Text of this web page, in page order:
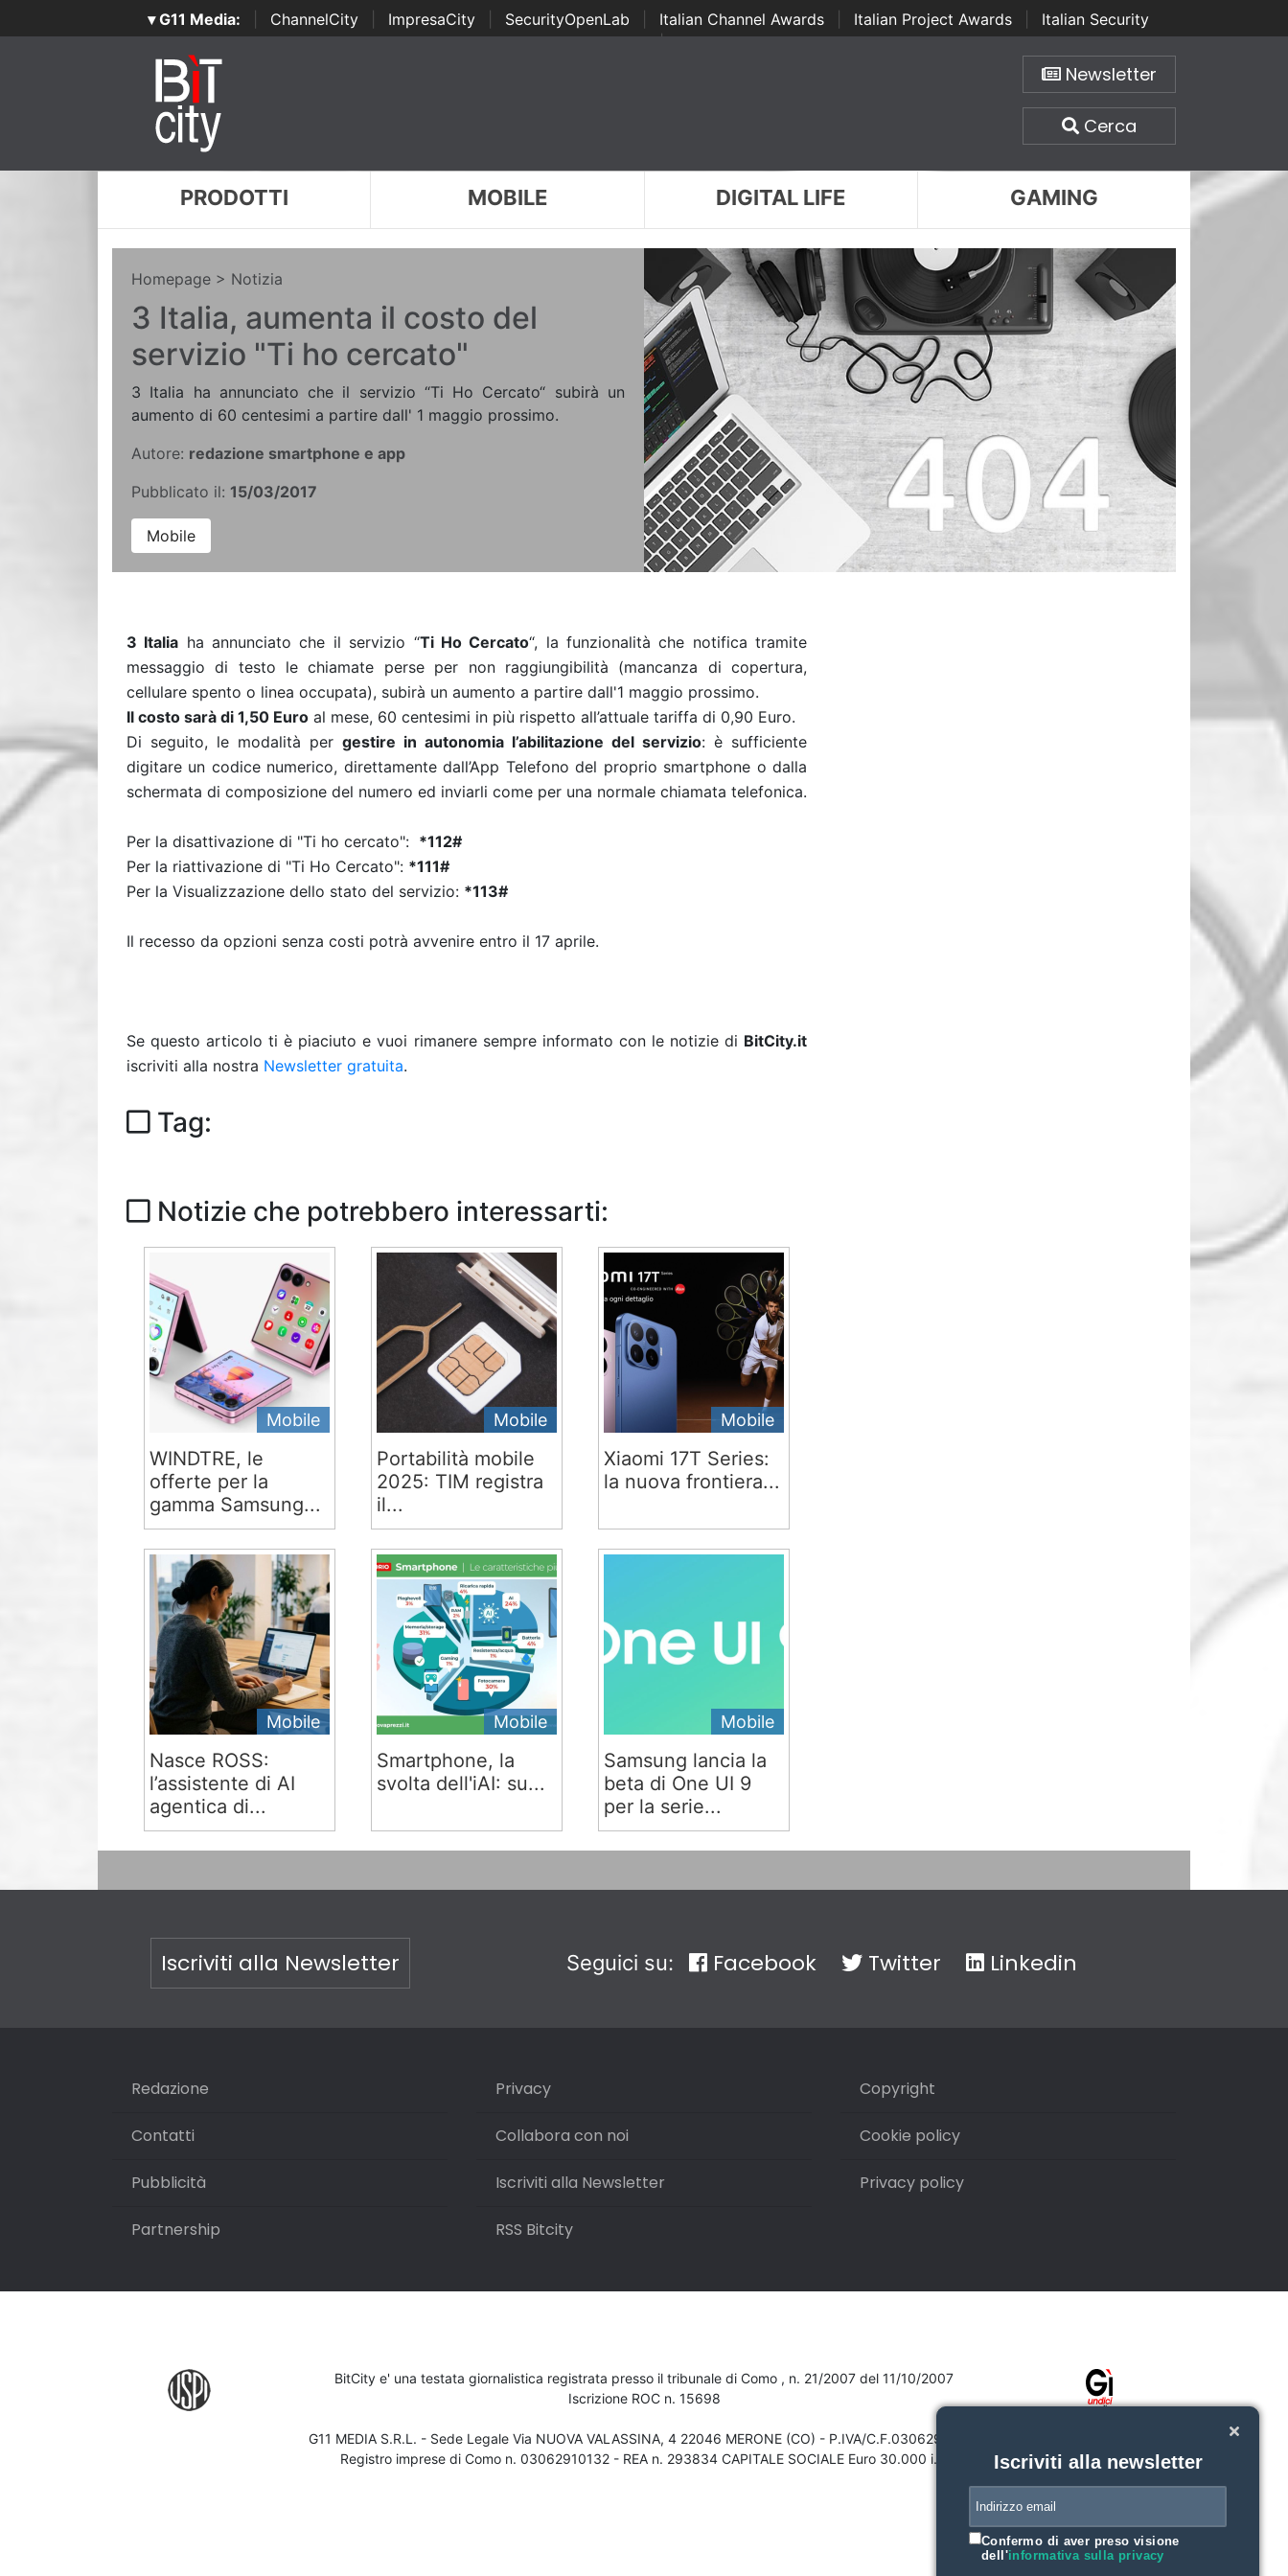
▾ G11 Media: ChannelCity ImpresaCity SecurityOpenLab Italian Channel Awards Italian Project Awards
Italian Security
Awards | ...
Newsletter
Cerca
PRODOTTI MOBILE DIGITAL LIFE GAMING
Homepage > Notizia
3 Italia, aumenta il costo del
servizio "Ti ho cercato"
3 Italia ha annunciato che il servizio “Ti Ho Cercato“ subirà un
aumento di 60 centesimi a partire dall' 1 maggio prossimo.
Autore: redazione smartphone e app
Pubblicato il: 15/03/2017
Mobile
3 Italia ha annunciato che il servizio “Ti Ho Cercato“, la funzionalità che notifica tramite
messaggio di testo le chiamate perse per non raggiungibilità (mancanza di copertura,
cellulare spento o linea occupata), subirà un aumento a partire dall'1 maggio prossimo.
Il costo sarà di 1,50 Euro al mese, 60 centesimi in più rispetto all’attuale tariffa di 0,90 Euro.
Di seguito, le modalità per gestire in autonomia l’abilitazione del servizio: è sufficiente
digitare un codice numerico, direttamente dall’App Telefono del proprio smartphone o dalla
schermata di composizione del numero ed inviarli come per una normale chiamata telefonica.
Per la disattivazione di "Ti ho cercato": *112#
Per la riattivazione di "Ti Ho Cercato": *111#
Per la Visualizzazione dello stato del servizio: *113#
Il recesso da opzioni senza costi potrà avvenire entro il 17 aprile.
Se questo articolo ti è piaciuto e vuoi rimanere sempre informato con le notizie di BitCity.it
iscriviti alla nostra Newsletter gratuita.
Tag:
Notizie che potrebbero interessarti:
Mobile
WINDTRE, le
offerte per la
gamma Samsung...
Mobile
Portabilità mobile
2025: TIM registra
il...
Mobile
Xiaomi 17T Series:
la nuova frontiera...
Mobile
Nasce ROSS:
l’assistente di AI
agentica di...
Mobile
Smartphone, la
svolta dell'iAI: su...
Mobile
Samsung lancia la
beta di One UI 9
per la serie...
Iscriviti alla Newsletter Seguici su: Facebook Twitter Linkedin
Redazione
Contatti
Pubblicità
Partnership
Privacy
Collabora con noi
Iscriviti alla Newsletter
RSS Bitcity
Copyright
Cookie policy
Privacy policy
BitCity e' una testata giornalistica registrata presso il tribunale di Como , n. 21/2007 del 11/10/2007
Iscrizione ROC n. 15698
G11 MEDIA S.R.L. - Sede Legale Via NUOVA VALASSINA, 4 22046 MERONE (CO) - P.IVA/C.F.03062910132
Registro imprese di Como n. 03062910132 - REA n. 293834 CAPITALE SOCIALE Euro 30.000 i.v.
Iscriviti alla newsletter
Confermo di aver preso visione
dell'informativa sulla privacy